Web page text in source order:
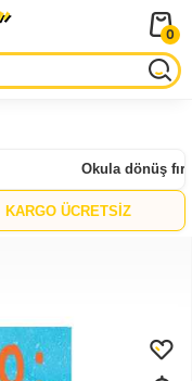
0
Okula dönüş
KARGO ÜCRETSİZ